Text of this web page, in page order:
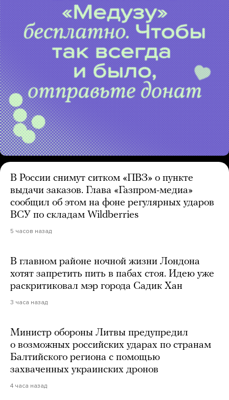
В России снимут ситком «ПВЗ» о пункте
выдачи заказов. Глава «Газпром-медиа»
сообщил об этом на фоне регулярных ударов
ВСУ по складам Wildberries
5 часов назад
В главном районе ночной жизни Лондона
хотят запретить пить в пабах стоя. Идею уже
раскритиковал мэр города Садик Хан
3 часа назад
Министр обороны Литвы предупредил
о возможных российских ударах по странам
Балтийского региона с помощью
захваченных украинских дронов
4 часа назад